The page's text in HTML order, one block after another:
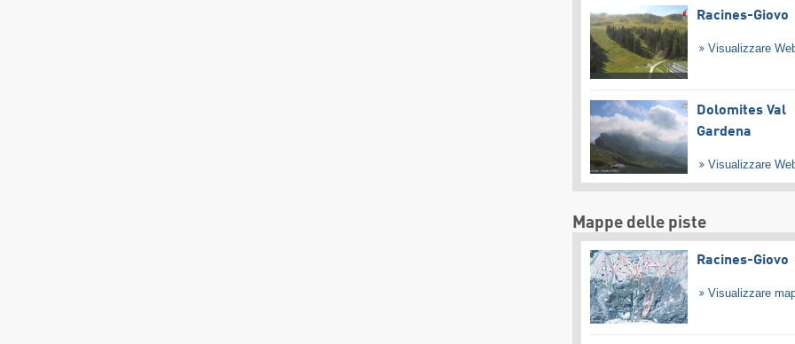
Racines-Giovo
Visualizzare
Dolomites Val
Gardena
Visualizzare
Mappe delle piste
Racines-Giovo
Visualizzare